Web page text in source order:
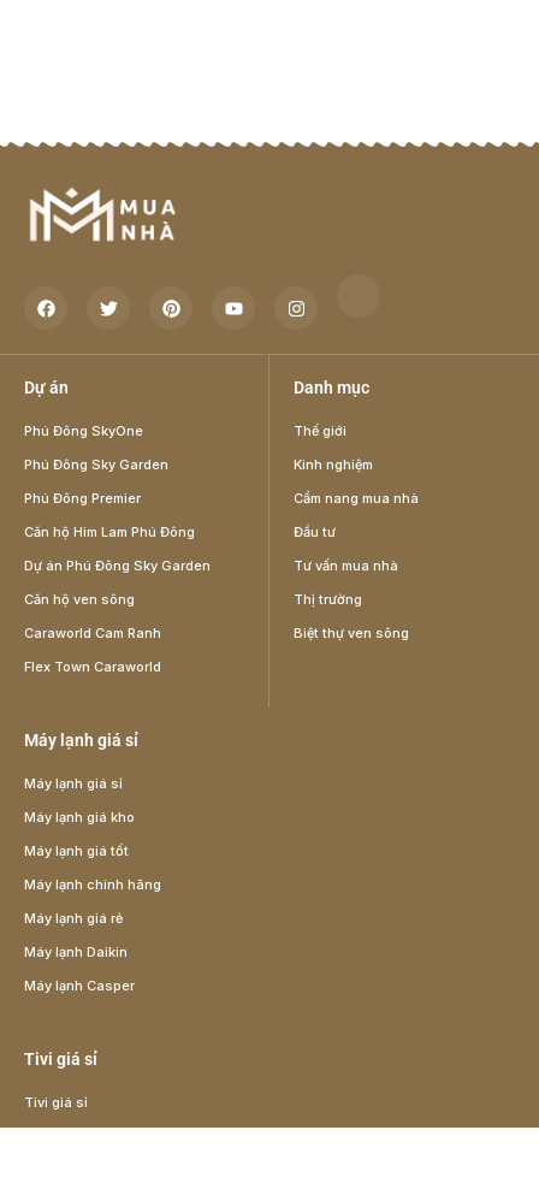
Dự án
Phú Đông SkyOne
Phú Đông Sky Garden
Phú Đông Premier
Căn hộ Him Lam Phú Đông
Dự án Phú Đông Sky Garden
Căn hộ ven sông
Caraworld Cam Ranh
Flex Town Caraworld
Danh mục
Thế giới
Kinh nghiệm
Cẩm nang mua nhà
Đầu tư
Tư vấn mua nhà
Thị trường
Biệt thự ven sông
Máy lạnh giá sỉ
Máy lạnh giá sỉ
Máy lạnh giá kho
Máy lạnh giá tốt
Máy lạnh chính hãng
Máy lạnh giá rẻ
Máy lạnh Daikin
Máy lạnh Casper
Tivi giá sỉ
Tivi giá sỉ